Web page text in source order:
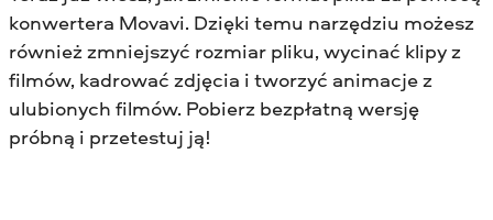
konwertera Movavi. Dzięki temu narzędziu możesz
również zmniejszyć rozmiar pliku, wycinać klipy z
filmów, kadrować zdjęcia i tworzyć animacje z
ulubionych filmów. Pobierz bezpłatną wersję
próbną i przetestuj ją!